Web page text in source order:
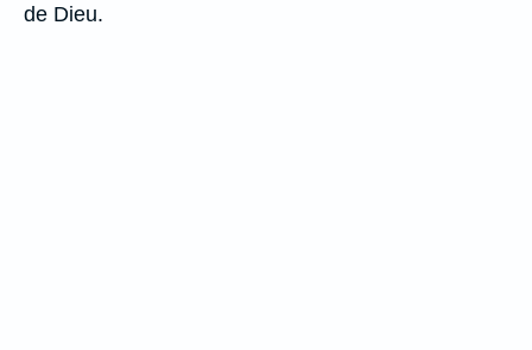
de Dieu.